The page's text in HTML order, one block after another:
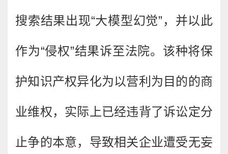
搜索结果出现“大模型幻觉”，并以此
作为“侵权”结果诉至法院。该种将保
护知识产权异化为以营利为目的的商
业维权，实际上已经违背了诉讼定分
止争的本意，导致相关企业遭受无妄